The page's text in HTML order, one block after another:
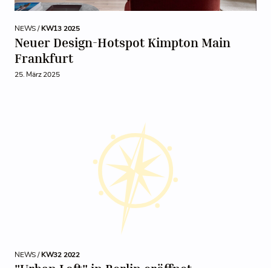
NEWS /KW13 2025
Neuer Design-Hotspot Kimpton Main
Frankfurt
25. März 2025
NEWS /KW32 2022